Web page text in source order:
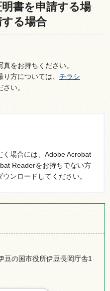
書を申請する場
る場合
をお持ちください。
方については、 チラシ
い。
く場合には、Adobe Acrobat
Readerをお持ちでない方
ンロードしてください。
の国市役所伊豆長岡庁舎1